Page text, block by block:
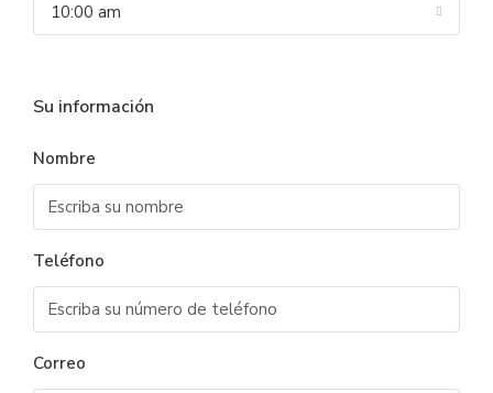
10:00 am
Su información
Nombre
Teléfono
Correo